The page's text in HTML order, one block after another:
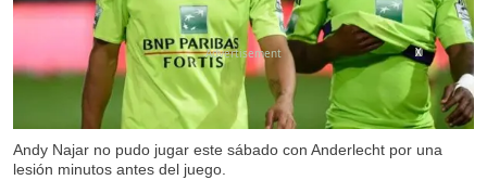
Andy Najar no pudo jugar este sábado con Anderlecht por una
lesión minutos antes del juego.
X